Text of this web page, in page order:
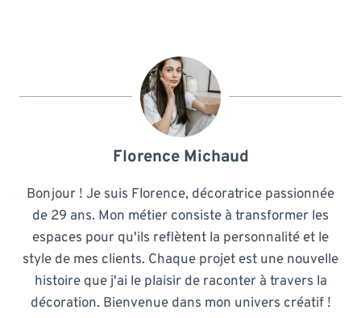
Florence Michaud
Bonjour ! Je suis Florence, décoratrice passionnée
de 29 ans. Mon métier consiste à transformer les
espaces pour qu'ils reflètent la personnalité et le
style de mes clients. Chaque projet est une nouvelle
histoire que j'ai le plaisir de raconter à travers la
décoration. Bienvenue dans mon univers créatif !